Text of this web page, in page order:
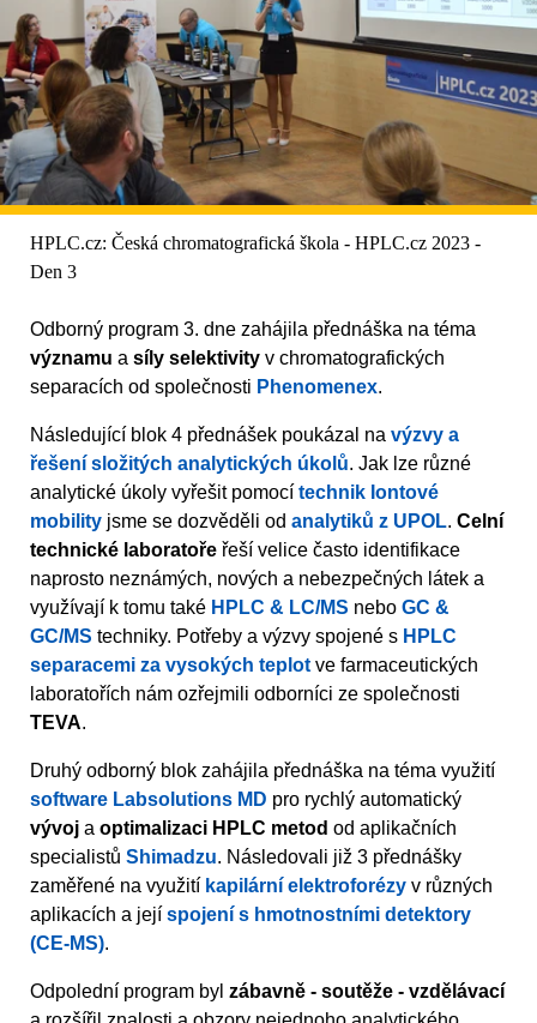
HPLC.cz: Česká chromatografická škola - HPLC.cz 2023 -
Den 3
Odborný program 3. dne zahájila přednáška na téma
významu a síly selektivity v chromatografických
separacích od společnosti Phenomenex.
Následující blok 4 přednášek poukázal na výzvy a
řešení složitých analytických úkolů. Jak lze různé
analytické úkoly vyřešit pomocí technik Iontové
mobility jsme se dozvěděli od analytiků z UPOL. Celní
technické laboratoře řeší velice často identifikace
naprosto neznámých, nových a nebezpečných látek a
využívají k tomu také HPLC & LC/MS nebo GC &
GC/MS techniky. Potřeby a výzvy spojené s HPLC
separacemi za vysokých teplot ve farmaceutických
laboratořích nám ozřejmili odborníci ze společnosti
TEVA.
Druhý odborný blok zahájila přednáška na téma využití
software Labsolutions MD pro rychlý automatický
vývoj a optimalizaci HPLC metod od aplikačních
specialistů Shimadzu. Následovali již 3 přednášky
zaměřené na využití kapilární elektroforézy v různých
aplikacích a její spojení s hmotnostními detektory
(CE-MS).
Odpolední program byl zábavně - soutěže - vzdělávací